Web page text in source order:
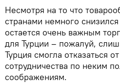
Несмотря на то что
странами немного снизился
остается очень важным
для Турции – пожалуй,
Турция смогла отказаться
сотрудничества по неким
соображениям.